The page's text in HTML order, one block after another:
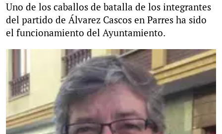
Uno de los caballos de batalla de los integrantes
del partido de Álvarez Cascos en Parres ha sido
el funcionamiento del Ayuntamiento.